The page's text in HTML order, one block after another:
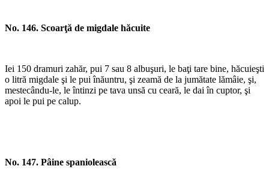
No. 146. Scoarţă de migdale hăcuite
Iei 150 dramuri zahăr, pui 7 sau 8 albuşuri, le baţi tare bine, hăcuieşti
o litră migdale şi le pui înăuntru, şi zeamă de la jumătate lămâie, şi,
mestecându-le, le întinzi pe tava unsă cu ceară, le dai în cuptor, şi
apoi le pui pe calup.
No. 147. Pâine spaniolească